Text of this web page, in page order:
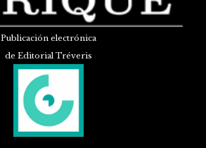
Publicación electrónica
de Editorial Tréveris